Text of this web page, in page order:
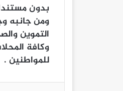
بدون
ومن جانبه
التموين
وكافة
للمواطنين .